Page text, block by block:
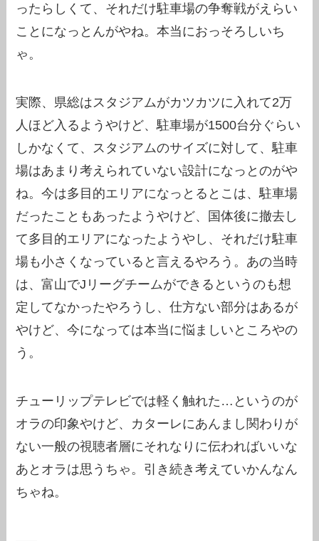
ったらしくて、それだけ駐車場の争奪戦がえらい
ことになっとんがやね。本当におっそろしいち
ゃ。
実際、県総はスタジアムがカツカツに入れて2万
人ほど入るようやけど、駐車場が1500台分ぐらい
しかなくて、スタジアムのサイズに対して、駐車
場はあまり考えられていない設計になっとのがや
ね。今は多目的エリアになっとるとこは、駐車場
だったこともあったようやけど、国体後に撤去し
て多目的エリアになったようやし、それだけ駐車
場も小さくなっていると言えるやろう。あの当時
は、富山でJリーグチームができるというのも想
定してなかったやろうし、仕方ない部分はあるが
やけど、今になっては本当に悩ましいところやの
う。
チューリップテレビでは軽く触れた…というのが
オラの印象やけど、カターレにあんまし関わりが
ない一般の視聴者層にそれなりに伝わればいいな
あとオラは思うちゃ。引き続き考えていかんなん
ちゃね。